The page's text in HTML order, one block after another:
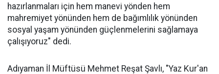
hazırlanmaları için hem manevi yönden hem
mahremiyet yönünden hem de bağımlılık yönünden
sosyal yaşam yönünden güçlenmelerini sağlamaya
çalışıyoruz" dedi.
Adıyaman İl Müftüsü Mehmet Reşat Şavlı, "Yaz Kur'an